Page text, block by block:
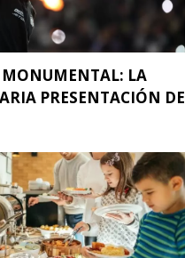
MONUMENTAL: LA
PRESENTACIÓN DE